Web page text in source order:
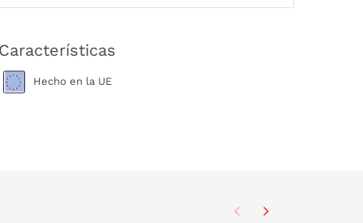
Características
Hecho en la UE